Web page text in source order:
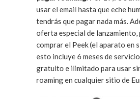
usar el email hasta que eche
tendrás que pagar nada más.
oferta especial de lanzamiento,
comprar el Peek (el aparato en
esto incluye 6 meses de
gratuito e ilimitado para usar
roaming en cualquier sitio de